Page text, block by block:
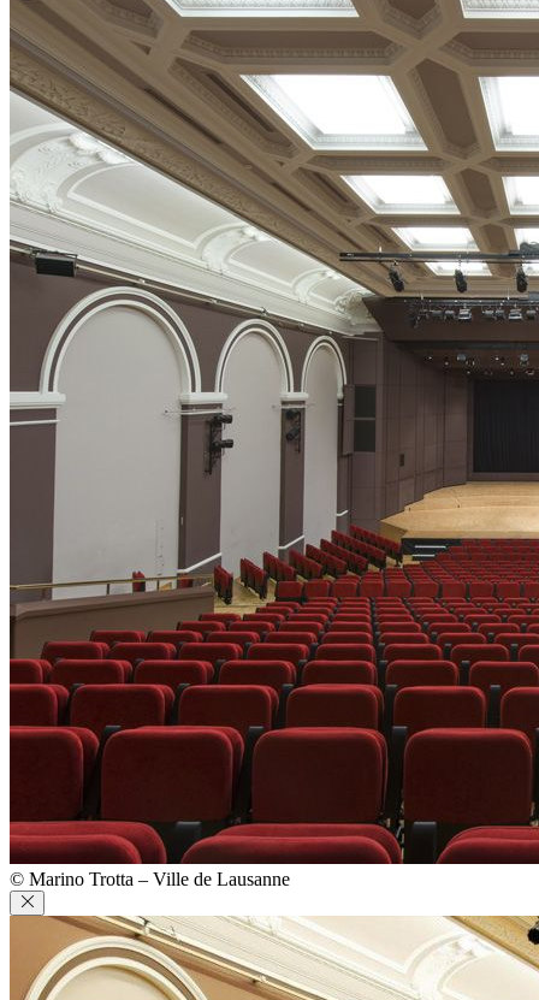
© Marino Trotta – Ville de Lausanne